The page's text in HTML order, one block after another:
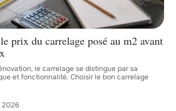
prix du carrelage posé au m2 avant
le carrelage se distingue par sa
et fonctionnalité. Choisir le bon carrelage